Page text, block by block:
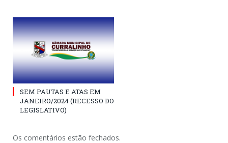
SEM PAUTAS E ATAS EM
JANEIRO/2024 (RECESSO DO
LEGISLATIVO)
Os comentários estão fechados.